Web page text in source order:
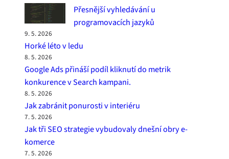
Přesnější vyhledávání u
programovacích jazyků
9. 5. 2026
Horké léto v ledu
8. 5. 2026
Google Ads přináší podíl kliknutí do metrik
konkurence v Search kampani.
8. 5. 2026
Jak zabránit ponurosti v interiéru
7. 5. 2026
Jak tři SEO strategie vybudovaly dnešní obry e-
komerce
7. 5. 2026